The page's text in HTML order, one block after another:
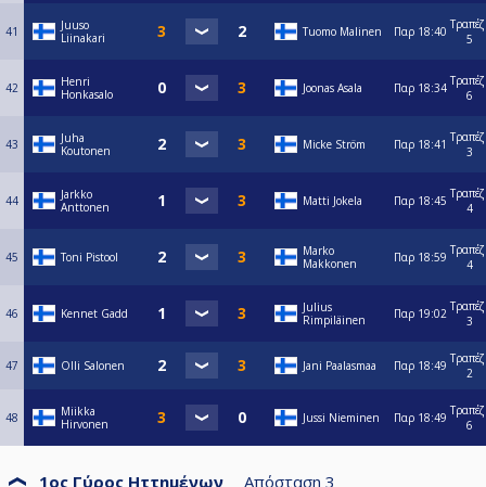
41
Juuso
Liinakari
Tuomo Malinen Παρ 18:40
5
42
Henri
Honkasalo
Joonas Asala Παρ 18:34
6
43
Juha
Koutonen
Micke Ström Παρ 18:41
3
44
Jarkko
Anttonen
Matti Jokela Παρ 18:45
4
45 Toni Pistool
Marko
Makkonen
Παρ 18:59
4
46 Kennet Gadd
Julius
Rimpiläinen
Παρ 19:02
3
47 Olli Salonen Jani Paalasmaa Παρ 18:49
2
48
Miikka
Hirvonen
Jussi Nieminen Παρ 18:49
6
1ος Γύρος Ηττημένων Απόσταση 3